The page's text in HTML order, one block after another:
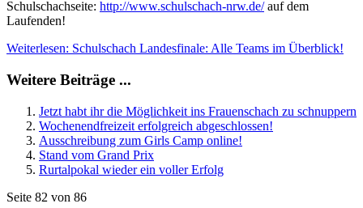
Schulschachseite: http://www.schulschach-nrw.de/auf dem
Laufenden!
Weiterlesen: Schulschach Landesfinale: Alle Teams im Überblick!
Weitere Beiträge ...
Jetzt habt ihr die Möglichkeit ins Frauenschach zu schnuppern
Wochenendfreizeit erfolgreich abgeschlossen!
Ausschreibung zum Girls Camp online!
Stand vom Grand Prix
Rurtalpokal wieder ein voller Erfolg
Seite 82 von 86